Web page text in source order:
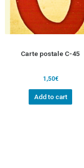
Carte postale C-45
1,50€
Add to cart